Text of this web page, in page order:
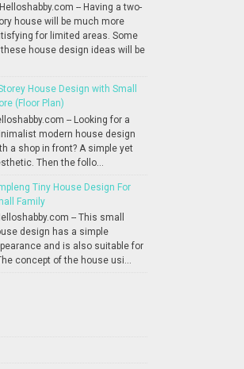
-- Having a two-
house will be much more
for limited areas. Some
house design ideas will be
House Design with Small
(Floor Plan)
-- Looking for a
modern house design
a shop in front? A simple yet
Then the follo...
Tiny House Design For
Family
-- This small
design has a simple
and is also suitable for
concept of the house usi...